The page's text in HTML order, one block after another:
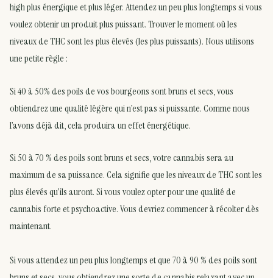
high plus énergique et plus léger. Attendez un peu plus longtemps si vous
voulez obtenir un produit plus puissant. Trouver le moment où les
niveaux de THC sont les plus élevés (les plus puissants). Nous utilisons
une petite règle :
Si 40 à 50% des poils de vos bourgeons sont bruns et secs, vous
obtiendrez une qualité légère qui n’est pas si puissante. Comme nous
l’avons déjà dit, cela produira un effet énergétique.
Si 50 à 70 % des poils sont bruns et secs, votre cannabis sera au
maximum de sa puissance. Cela signifie que les niveaux de THC sont les
plus élevés qu’ils auront. Si vous voulez opter pour une qualité de
cannabis forte et psychoactive. Vous devriez commencer à récolter dès
maintenant.
Si vous attendez un peu plus longtemps et que 70 à 90 % des poils sont